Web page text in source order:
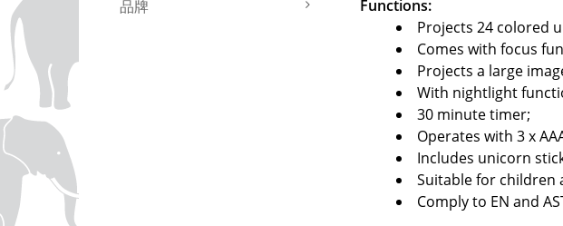
品牌
Functions:
Projects 24 colored
Comes with focus
Projects a large
With nightlight
30 minute timer;
Operates with 3 x
Includes unicorn
Suitable for children
Comply to EN and